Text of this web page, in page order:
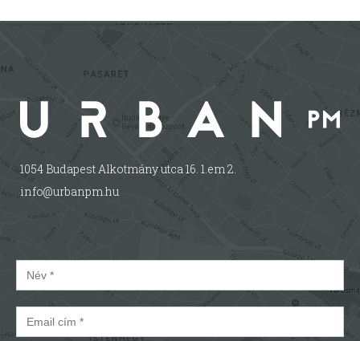
1054 Budapest Alkotmány utca 16. 1.em 2.
info@urbanpm.hu